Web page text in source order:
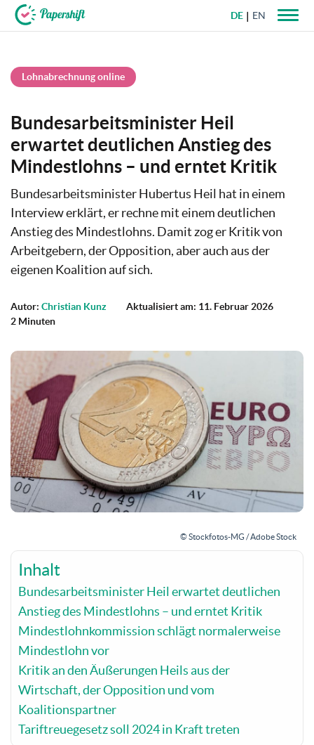
DE EN
Lohnabrechnung online
Bundesarbeitsminister Heil
erwartet deutlichen Anstieg des
Mindestlohns – und erntet Kritik
Bundesarbeitsminister Hubertus Heil hat in einem
Interview erklärt, er rechne mit einem deutlichen
Anstieg des Mindestlohns. Damit zog er Kritik von
Arbeitgebern, der Opposition, aber auch aus der
eigenen Koalition auf sich.
Autor: Christian Kunz
Aktualisiert am: 11. Februar 2026
2 Minuten
© Stockfotos-MG / Adobe Stock
Inhalt
Bundesarbeitsminister Heil erwartet deutlichen
Anstieg des Mindestlohns – und erntet Kritik
Mindestlohnkommission schlägt normalerweise
Mindestlohn vor
Kritik an den Äußerungen Heils aus der
Wirtschaft, der Opposition und vom
Koalitionspartner
Tariftreuegesetz soll 2024 in Kraft treten